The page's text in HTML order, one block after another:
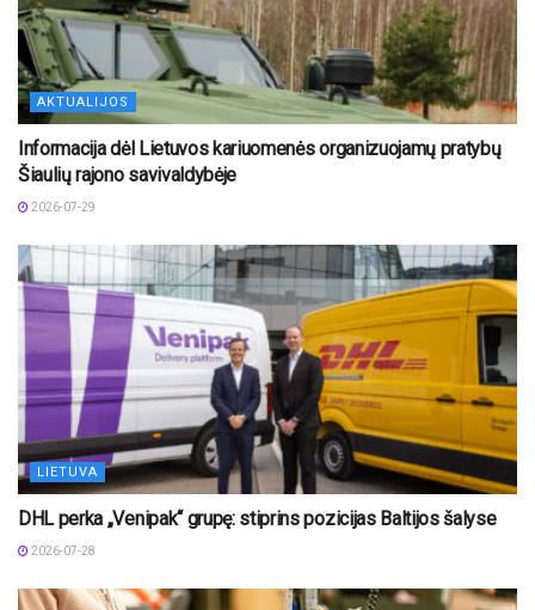
AKTUALIJOS
Informacija dėl Lietuvos kariuomenės organizuojamų pratybų
Šiaulių rajono savivaldybėje
2026-07-29
LIETUVA
DHL perka „Venipak“ grupę: stiprins pozicijas Baltijos šalyse
2026-07-28